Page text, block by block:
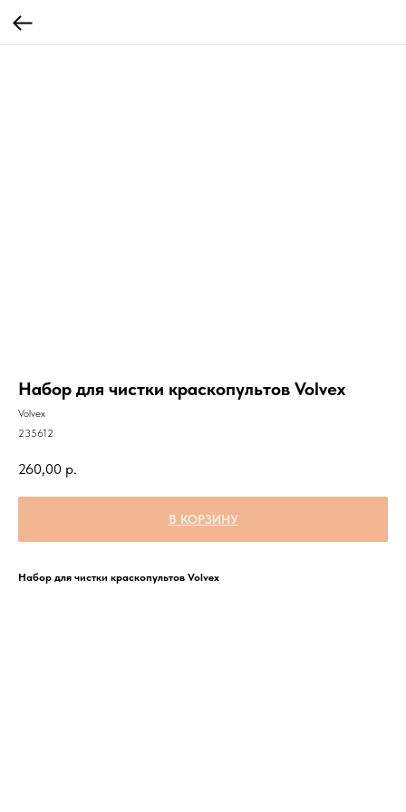
Набор для чистки краскопультов Volvex
Volvex
235612
260,00 р.
В КОРЗИНУ
Набор для чистки краскопультов Volvex